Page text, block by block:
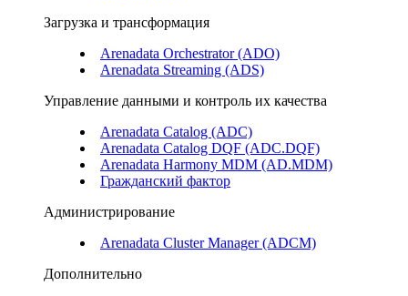
Загрузка и трансформация
Arenadata Orchestrator (ADO)
Arenadata Streaming (ADS)
Управление данными и контроль их качества
Arenadata Catalog (ADC)
Arenadata Catalog DQF (ADС.DQF)
Arenadata Harmony MDM (AD.MDM)
Гражданский фактор
Администрирование
Arenadata Cluster Manager (ADCM)
Дополнительно